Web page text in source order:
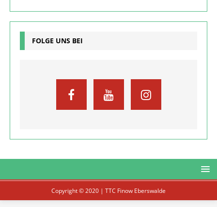
FOLGE UNS BEI
Copyright © 2020 | TTC Finow Eberswalde